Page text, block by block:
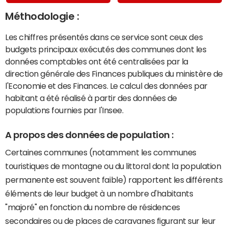
Méthodologie :
Les chiffres présentés dans ce service sont ceux des
budgets principaux exécutés des communes dont les
données comptables ont été centralisées par la
direction générale des Finances publiques du ministère de
l'Economie et des Finances. Le calcul des données par
habitant a été réalisé à partir des données de
populations fournies par l'Insee.
A propos des données de population :
Certaines communes (notamment les communes
touristiques de montagne ou du littoral dont la population
permanente est souvent faible) rapportent les différents
éléments de leur budget à un nombre d'habitants
"majoré" en fonction du nombre de résidences
secondaires ou de places de caravanes figurant sur leur